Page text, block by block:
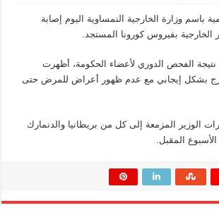
باسم وزارة الخارجية النمساوية اليوم إصابة
الخارجية بفيروس كورونا المستجد.
الفحص الدوري لأعضاء الحكومة، أظهرت
بشكل إيجابي مع عدم ظهور أعراض للمرض حتى
الوزير المزمعة إلى كل من بريطانيا والدنمارك
المقبل.